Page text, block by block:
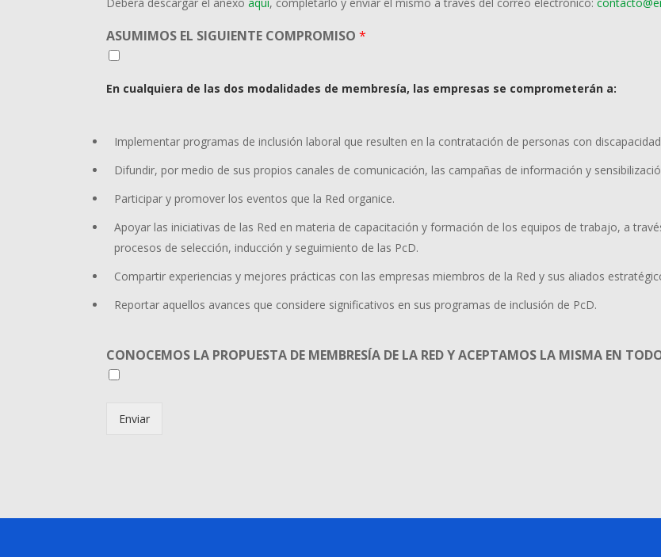
Deberá descargar el anexoaquí, completarlo y enviar el mismo a través del correo electrónico:
ASUMIMOS EL SIGUIENTE COMPROMISO*
En cualquiera de las dos modalidades de membresía, las empresas se comprometerán a:
Implementar programas de inclusión laboral que resulten en la contratación de personas con
Difundir, por medio de sus propios canales de comunicación, las campañas de información y
Participar y promover los eventos que la Red organice.
Apoyar las iniciativas de las Red en materia de capacitación y formación de los equipos de trabajo, a
procesos de selección, inducción y seguimiento de las PcD.
Compartir experiencias y mejores prácticas con las empresas miembros de la Red y sus aliados
Reportar aquellos avances que considere significativos en sus programas de inclusión de PcD.
CONOCEMOS LA PROPUESTA DE MEMBRESÍA DE LA RED Y ACEPTAMOS LA MISMA EN
Enviar